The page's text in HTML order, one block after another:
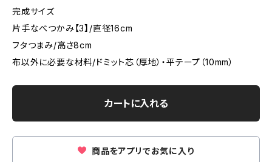
完成サイズ
片手なべつかみ【3】/直径16cm
フタつまみ/高さ8cm
布以外に必要な材料/ドミット芯（厚地）・平テープ（10mm）
カートに入れる
商品をアプリでお気に入り